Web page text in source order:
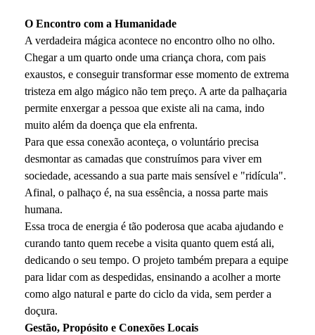
O Encontro com a Humanidade
A verdadeira mágica acontece no encontro olho no olho.
Chegar a um quarto onde uma criança chora, com pais
exaustos, e conseguir transformar esse momento de extrema
tristeza em algo mágico não tem preço. A arte da palhaçaria
permite enxergar a pessoa que existe ali na cama, indo
muito além da doença que ela enfrenta.
Para que essa conexão aconteça, o voluntário precisa
desmontar as camadas que construímos para viver em
sociedade, acessando a sua parte mais sensível e "ridícula".
Afinal, o palhaço é, na sua essência, a nossa parte mais
humana.
Essa troca de energia é tão poderosa que acaba ajudando e
curando tanto quem recebe a visita quanto quem está ali,
dedicando o seu tempo. O projeto também prepara a equipe
para lidar com as despedidas, ensinando a acolher a morte
como algo natural e parte do ciclo da vida, sem perder a
doçura.
Gestão, Propósito e Conexões Locais